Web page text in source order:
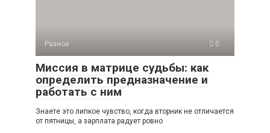
Разное 0
Миссия в матрице судьбы: как
определить предназначение и
работать с ним
Знаете это липкое чувство, когда вторник не отличается
от пятницы, а зарплата радует ровно